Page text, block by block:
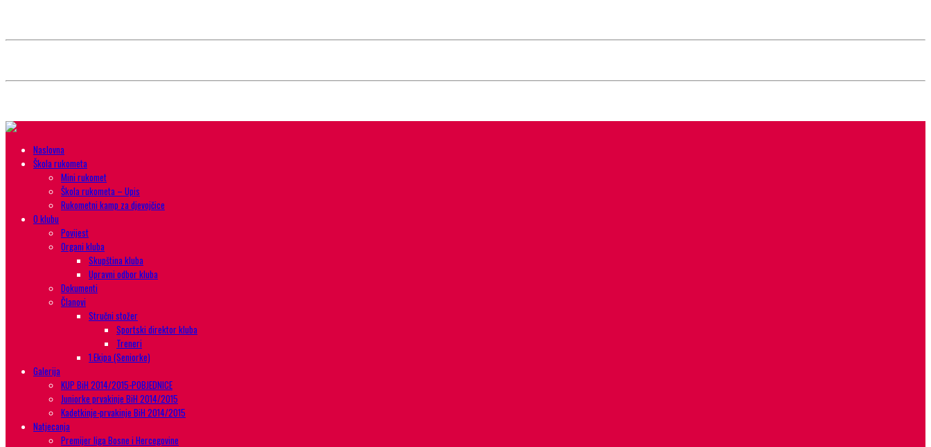
Naslovna
Škola rukometa
Mini rukomet
Škola rukometa – Upis
Rukometni kamp za djevojčice
O klubu
Povijest
Organi kluba
Skupština kluba
Upravni odbor kluba
Dokumenti
Članovi
Stručni stožer
Sportski direktor kluba
Treneri
1.Ekipa (Seniorke)
Galerija
KUP BiH 2014/2015-POBJEDNICE
Juniorke prvakinje BiH 2014/2015
Kadetkinje-prvakinje BiH 2014/2015
Natjecanja
Premijer liga Bosne i Hercegovine